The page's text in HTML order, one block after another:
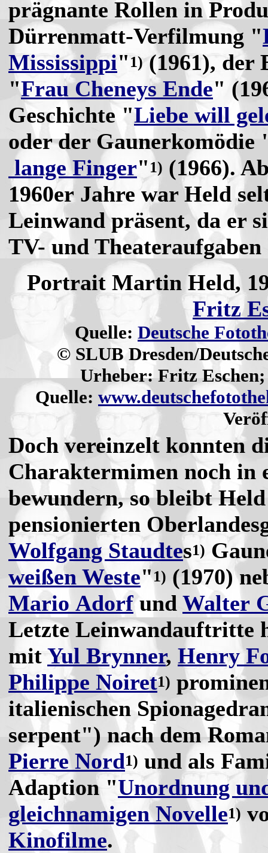
prägnante Rollen in
Dürrenmatt-Verfilmung "
Mississippi" 1)(1961), der
"Frau Cheneys Ende"
Geschichte "Liebe will
oder der Gaunerkomödie
lange Finger" 1) (1966).
1960er Jahre war Held
Leinwand präsent, da er
TV- und
Portrait Martin Held,
Fritz
Quelle: Deutsche
© SLUB Dresden/
Urheber: Fritz
Quelle:
Doch vereinzelt konnten
Charaktermimen noch in
bewundern, so bleibt
pensionierten
Wolfgang Staudtes1)
weißen Weste"1) (1970)
Mario Adorfund Walter
Letzte Leinwandauftritte
mit Yul Brynner, Henry
Philippe Noiret1)
italienischen
serpent") nach dem
Pierre Nord1) und als
Adaption "Unordnung
gleichnamigen Novelle1)
Kinofilme.